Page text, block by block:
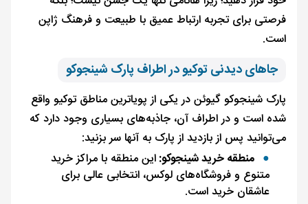
فرصتی برای تجربه ارتباط عمیق با طبیعت و فرهنگ ژاپن
است.
جاهای دیدنی توکیو در اطراف پارک شینجوکو
پارک شینجوکو گیوئن در یکی از پویاترین مناطق توکیو واقع
شده است و در اطراف آن، جاذبه‌های بسیاری وجود دارد که
می‌توانید پس از بازدید از پارک به آنها سر بزنید:
منطقه خرید شینجوکو:این منطقه با مراکز خرید
متنوع و فروشگاه‌های لوکس، انتخابی عالی برای
عاشقان خرید است.